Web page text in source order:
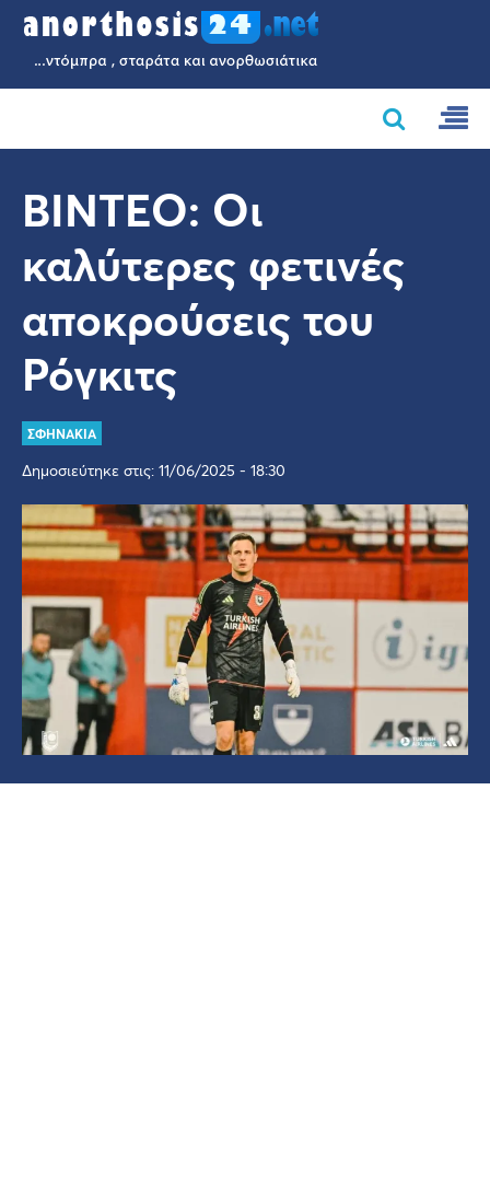
ΒΙΝΤΕΟ: Οι
καλύτερες φετινές
αποκρούσεις του
Ρόγκιτς
ΣΦΗΝΑΚΙΑ
Δημοσιεύτηκε στις: 11/06/2025 - 18:30